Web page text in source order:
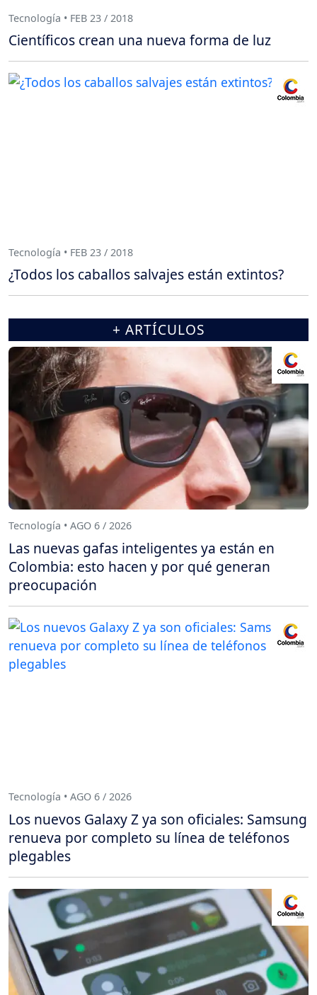
Tecnología • FEB 23 / 2018
Científicos crean una nueva forma de luz
Tecnología • FEB 23 / 2018
¿Todos los caballos salvajes están extintos?
+ ARTÍCULOS
Tecnología • AGO 6 / 2026
Las nuevas gafas inteligentes ya están en
Colombia: esto hacen y por qué generan
preocupación
Tecnología • AGO 6 / 2026
Los nuevos Galaxy Z ya son oficiales: Samsung
renueva por completo su línea de teléfonos
plegables